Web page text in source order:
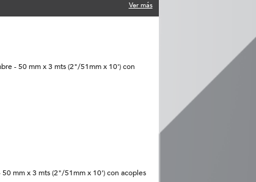
Ver más
- 50 mm x 3 mts (2"/51mm x 10') con
mm x 3 mts (2"/51mm x 10') con acoples